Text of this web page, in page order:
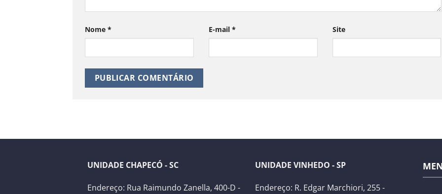
Nome * E-mail * Site
UNIDADE CHAPECÓ - SC
Endereço: Rua Raimundo Zanella, 400-D -
UNIDADE VINHEDO - SP
Endereço: R. Edgar Marchiori, 255 -